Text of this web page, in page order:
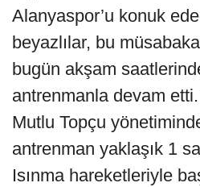
Alanyaspor’u konuk
beyazlılar, bu
bugün akşam
antrenmanla devam
Mutlu Topçu
antrenman yaklaşık 1
Isınma hareketleriyle